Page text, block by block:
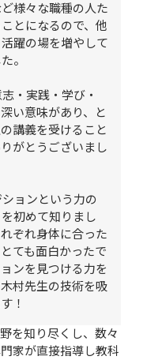
様々な職種の人た
とになるので、他
躍の場を増やして
。
・実践・学び・
い意味があり、と
講義を受けること
がとうございまし
ョンという力の
初めて知りまし
ぞれ身体に合った
ても面白かったで
ンを見つける力を
村先生の技術を吸
！
を知り尽くし、数々
家が直接指導し教科